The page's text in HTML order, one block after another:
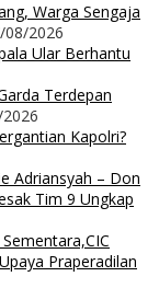
Warga Sengaja
08/2026
Ular Berhantu
Terdepan
Kapolri?
Adriansyah – Don
Tim 9 Ungkap
Praperadilan